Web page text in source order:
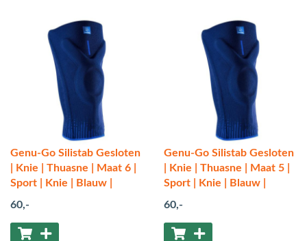
Genu-Go Silistab Gesloten
| Knie | Thuasne | Maat 6 |
Sport | Knie | Blauw |
60,-
Genu-Go Silistab Gesloten
| Knie | Thuasne | Maat 5 |
Sport | Knie | Blauw |
60,-